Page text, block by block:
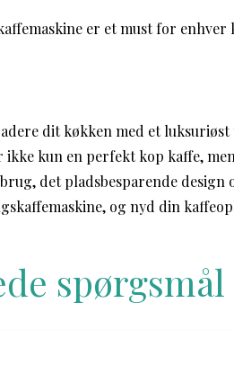
er et must for enhver
dit køkken med et
ikke kun en perfekt kop kaffe,
det pladsbesparende design
og nyd din
spørgsmål